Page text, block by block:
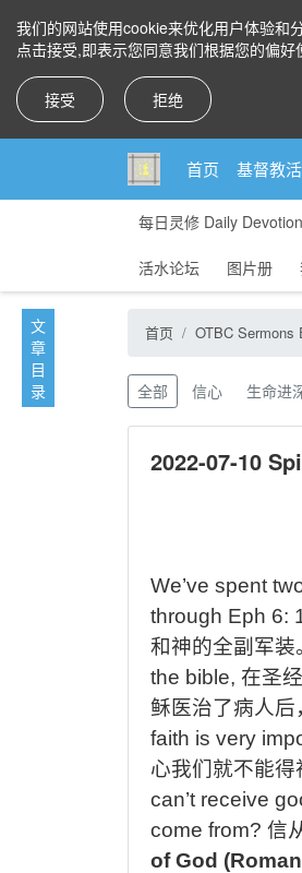
我们的网站使用cookie来优化用户体验和
点击接受,即表示您同意我们根据您的偏好
接受 拒绝
首页 基督教
每日灵修 Daily
活水论坛 图片册
文
章
目
录
Concluding prayer: 结束祷告：
首页 OTBC Sermons
全部 信心 生命进
2022-07-10
We’ve spent
through Eph 6:
和神的全副军装
the bible, 在圣经
稣医治了病人后
faith is very
心我们就不能得
can’t receive
come from? 信
of God